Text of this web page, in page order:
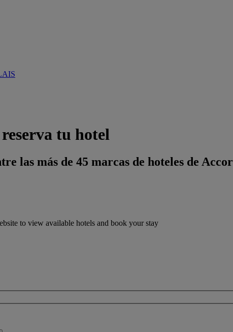
tu hotel
las más de 45 marcas de hoteles de Accor
to view available hotels and book your stay